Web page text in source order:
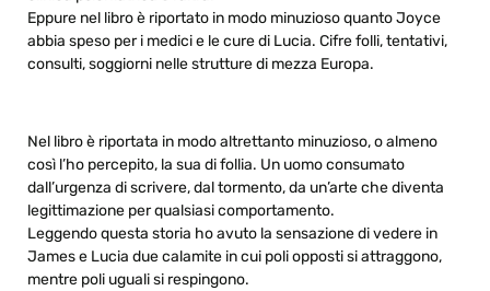
Eppure nel libro è riportato in modo minuzioso quanto Joyce
abbia speso per i medici e le cure di Lucia. Cifre folli, tentativi,
consulti, soggiorni nelle strutture di mezza Europa.
Nel libro è riportata in modo altrettanto minuzioso, o almeno
così l’ho percepito, la sua di follia. Un uomo consumato
dall’urgenza di scrivere, dal tormento, da un’arte che diventa
legittimazione per qualsiasi comportamento.
Leggendo questa storia ho avuto la sensazione di vedere in
James e Lucia due calamite in cui poli opposti si attraggono,
mentre poli uguali si respingono.